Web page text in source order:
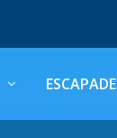
ESCAPADE